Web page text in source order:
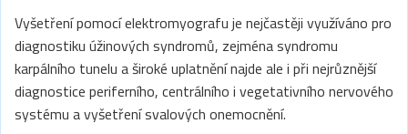
Vyšetření pomocí elektromyografu je nejčastěji využíváno pro
diagnostiku úžinových syndromů, zejména syndromu
karpálního tunelu a široké uplatnění najde ale i při nejrůznější
diagnostice periferního, centrálního i vegetativního nervového
systému a vyšetření svalových onemocnění.